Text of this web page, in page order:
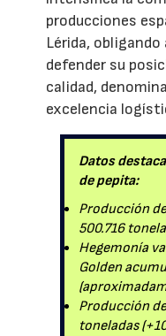
producciones
Lérida,
defender su
calidad,
excelencia
Datos
de pepita:
Producción
500.716
Hegemonía
Golden
Producción
toneladas